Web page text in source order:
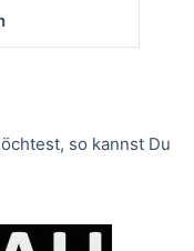
so kannst Du